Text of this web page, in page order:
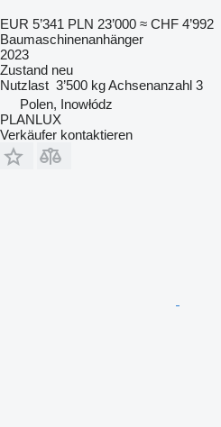
EUR 5’341 PLN 23’000 ≈ CHF 4’992
Baumaschinenanhänger
2023
Zustand neu
Nutzlast 3’500 kgAchsenanzahl 3
Polen, Inowłódz
PLANLUX
Verkäufer kontaktieren